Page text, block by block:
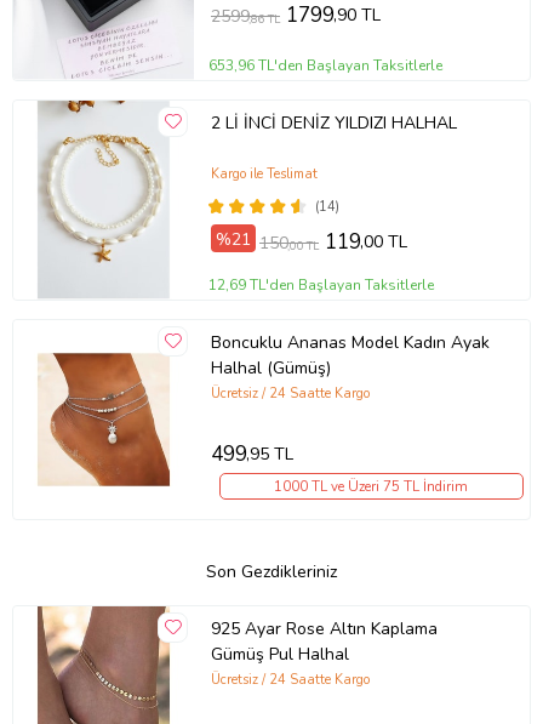
2599,86 TL 1799,90 TL
653,96 TL'den Başlayan Taksitlerle
2 Lİ İNCİ DENİZ YILDIZI HALHAL
(14)
Kargo ile Teslimat
%21 150,00 TL 119,00 TL
12,69 TL'den Başlayan Taksitlerle
Boncuklu Ananas Model Kadın Ayak
Halhal (Gümüş)
Ücretsiz / 24 Saatte Kargo
499,95 TL
1000 TL ve Üzeri 75 TL İndirim
Son Gezdikleriniz
925 Ayar Rose Altın Kaplama
Gümüş Pul Halhal
Ücretsiz / 24 Saatte Kargo